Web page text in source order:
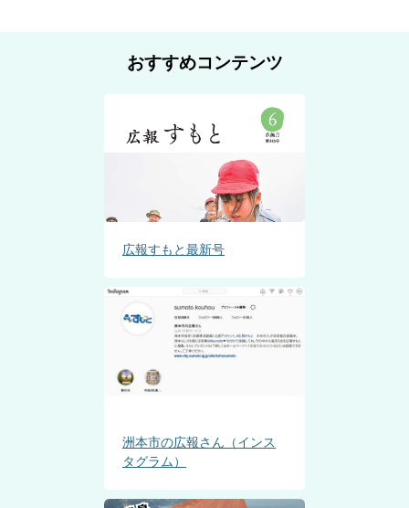
おすすめコンテンツ
広報すもと最新号
洲本市の広報さん（インス
タグラム）